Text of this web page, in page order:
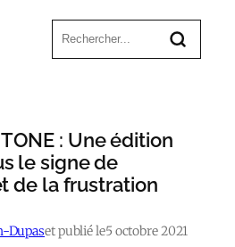
: Une édition
le signe de
de la frustration
Dupaset publié le5 octobre 2021